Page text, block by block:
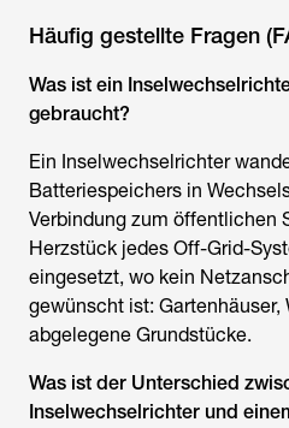
Häufig gestellte Fragen
Was ist ein
gebraucht?
Ein Inselwechselrichter
Batteriespeichers in
Verbindung zum öffentlichen
Herzstück jedes Off-Grid-
eingesetzt, wo kein
gewünscht ist: Gartenhäuser,
abgelegene Grundstücke.
Was ist der Unterschied
Inselwechselrichter und